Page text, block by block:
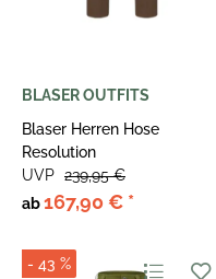
BLASER OUTFITS
Blaser Herren Hose
Resolution
ab167,90 € *
UVP 239,95 €
- 43 %